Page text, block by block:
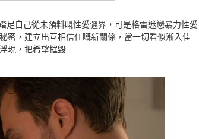
足自己從未預料嘅性愛疆界，可是格雷迷戀暴力性愛
密，建立出互相信任嘅新關係，當一切看似漸入佳
現，把希望摧毀…